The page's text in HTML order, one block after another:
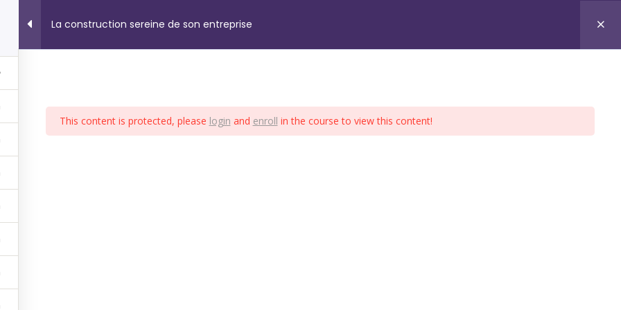
FORMATIONS SERVICE EXPOSITIONS
La construction sereine de son entreprise
This content is protected, please login and enroll in the course to view this content!
du